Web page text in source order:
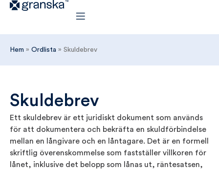
Hem » Ordlista » Skuldebrev
Skuldebrev
Ett skuldebrev är ett juridiskt dokument som används
för att dokumentera och bekräfta en skuldförbindelse
mellan en långivare och en låntagare. Det är en formell
skriftlig överenskommelse som fastställer villkoren för
lånet, inklusive det belopp som lånas ut, räntesatsen,